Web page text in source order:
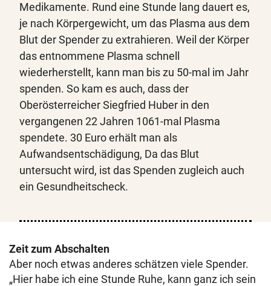
Medikamente. Rund eine Stunde lang dauert es,
je nach Körpergewicht, um das Plasma aus dem
Blut der Spender zu extrahieren. Weil der Körper
das entnommene Plasma schnell
wiederherstellt, kann man bis zu 50-mal im Jahr
spenden. So kam es auch, dass der
Oberösterreicher Siegfried Huber in den
vergangenen 22 Jahren 1061-mal Plasma
spendete. 30 Euro erhält man als
Aufwandsentschädigung, Da das Blut
untersucht wird, ist das Spenden zugleich auch
ein Gesundheitscheck.
Zeit zum Abschalten
Aber noch etwas anderes schätzen viele Spender.
„Hier habe ich eine Stunde Ruhe, kann ganz ich sein